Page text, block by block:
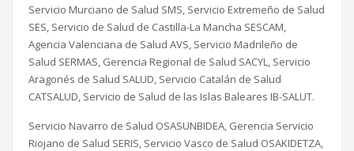
Servicio Murciano de Salud SMS, Servicio Extremeño de Salud
SES, Servicio de Salud de Castilla-La Mancha SESCAM,
Agencia Valenciana de Salud AVS, Servicio Madrileño de
Salud SERMAS, Gerencia Regional de Salud SACYL, Servicio
Aragonés de Salud SALUD, Servicio Catalán de Salud
CATSALUD, Servicio de Salud de las Islas Baleares IB-SALUT.
Servicio Navarro de Salud OSASUNBIDEA, Gerencia Servicio
Riojano de Salud SERIS, Servicio Vasco de Salud OSAKIDETZA,